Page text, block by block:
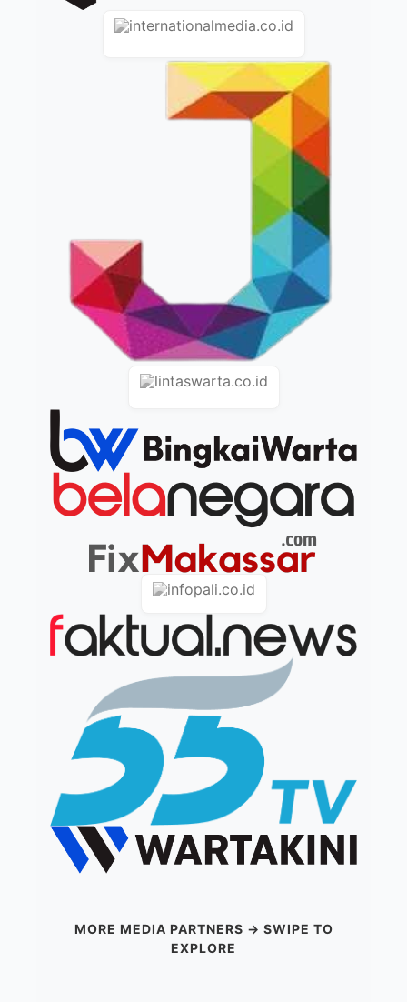
MORE MEDIA PARTNERS → SWIPE TO
EXPLORE